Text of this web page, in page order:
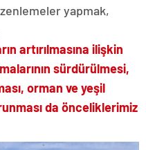
yapmak,
artırılmasına ilişkin
sürdürülmesi,
orman ve yeşil
da önceliklerimiz